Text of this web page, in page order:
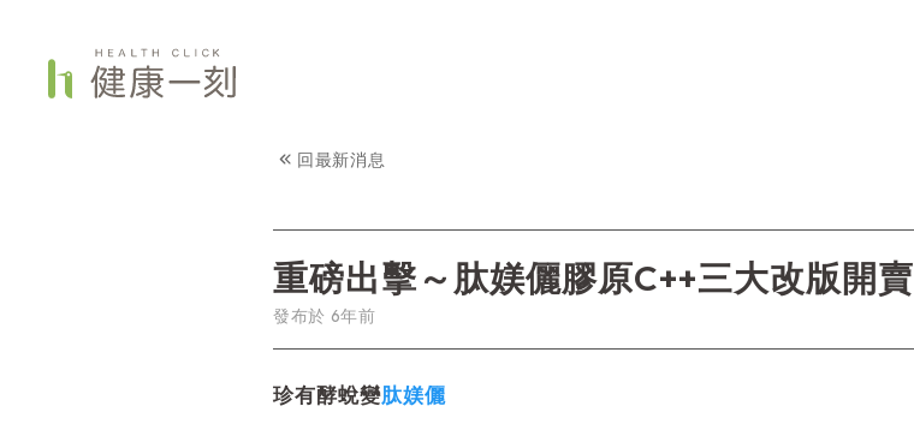
回最新消息
重磅出擊～肽媄儷膠原C++三大改版開賣
發布於 6年前
珍有酵蛻變肽媄儷